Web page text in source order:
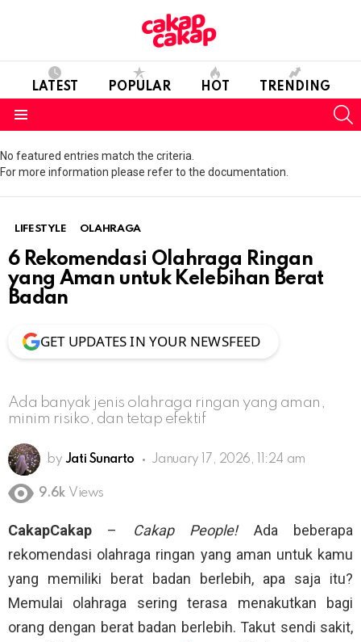
LATEST POPULAR HOT TRENDING
No featured entries match the criteria.
For more information please refer to the documentation.
LIFESTYLE OLAHRAGA
6 Rekomendasi Olahraga Ringan
yang Aman untuk Kelebihan Berat
Badan
GET UPDATES IN YOUR NEWSFEED
Ada banyak jenis olahraga ringan yang aman,
minim risiko, dan tetap efektif
by Jati Sunarto January 17, 2026, 11:24 am
9.6k Views
CakapCakap – Cakap People!Ada beberapa
rekomendasi olahraga ringan yang aman untuk kamu
yang memiliki berat badan berlebih, apa saja itu?
Memulai olahraga sering terasa menakutkan bagi
orang dengan berat badan berlebih. Takut sendi sakit,